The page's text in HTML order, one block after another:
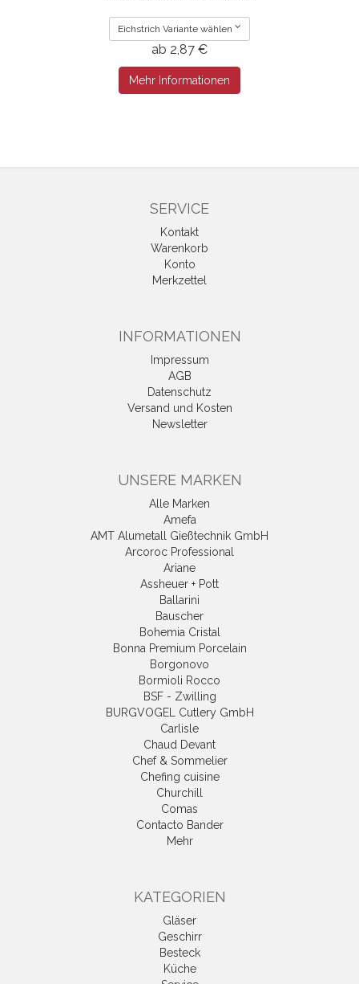
Eichstrich Variante wählen
ab 2,87 €
Mehr Informationen
SERVICE
Kontakt
Warenkorb
Konto
Merkzettel
INFORMATIONEN
Impressum
AGB
Datenschutz
Versand und Kosten
Newsletter
UNSERE MARKEN
Alle Marken
Amefa
AMT Alumetall Gießtechnik GmbH
Arcoroc Professional
Ariane
Assheuer + Pott
Ballarini
Bauscher
Bohemia Cristal
Bonna Premium Porcelain
Borgonovo
Bormioli Rocco
BSF - Zwilling
BURGVOGEL Cutlery GmbH
Carlisle
Chaud Devant
Chef & Sommelier
Chefing cuisine
Churchill
Comas
Contacto Bander
Mehr
KATEGORIEN
Gläser
Geschirr
Besteck
Küche